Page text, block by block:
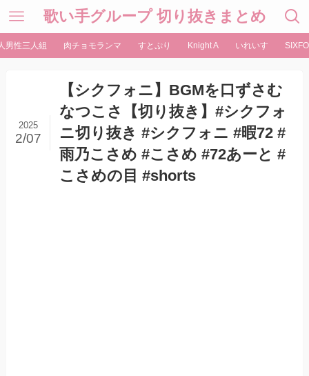
歌い手グループ 切り抜きまとめ
男性三人組 肉チョモランマ すとぷり Knight A いれいす
【シクフォニ】BGMを口ずさむ
なつこさ【切り抜き】#シクフォ
ニ切り抜き #シクフォニ #暇72 #
雨乃こさめ #こさめ #72あーと #
こさめの目 #shorts
2025
2/07